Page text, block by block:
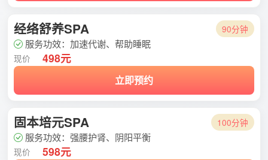
经络舒养SPA 90分钟
服务功效：加速代谢、帮助睡眠
现价 498元
立即预约
固本培元SPA 100分钟
服务功效：强腰护肾、阴阳平衡
现价 598元